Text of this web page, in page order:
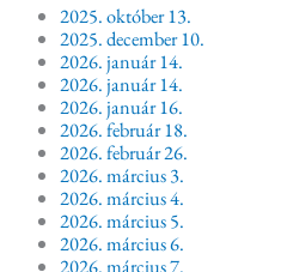
2025. október 13.
2025. december 10.
2026. január 14.
2026. január 14.
2026. január 16.
2026. február 18.
2026. február 26.
2026. március 3.
2026. március 4.
2026. március 5.
2026. március 6.
2026. március 7.